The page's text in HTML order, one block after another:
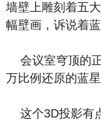
墙壁上雕刻着五
幅壁画，诉说着
会议室穹顶的
万比例还原的蓝星
这个3D投影有